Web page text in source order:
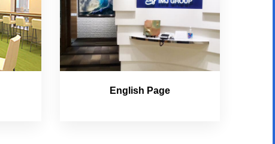
English Page